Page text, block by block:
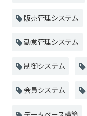
販売管理システム
勤怠管理システム
制御システム
会員システム
データベース構築